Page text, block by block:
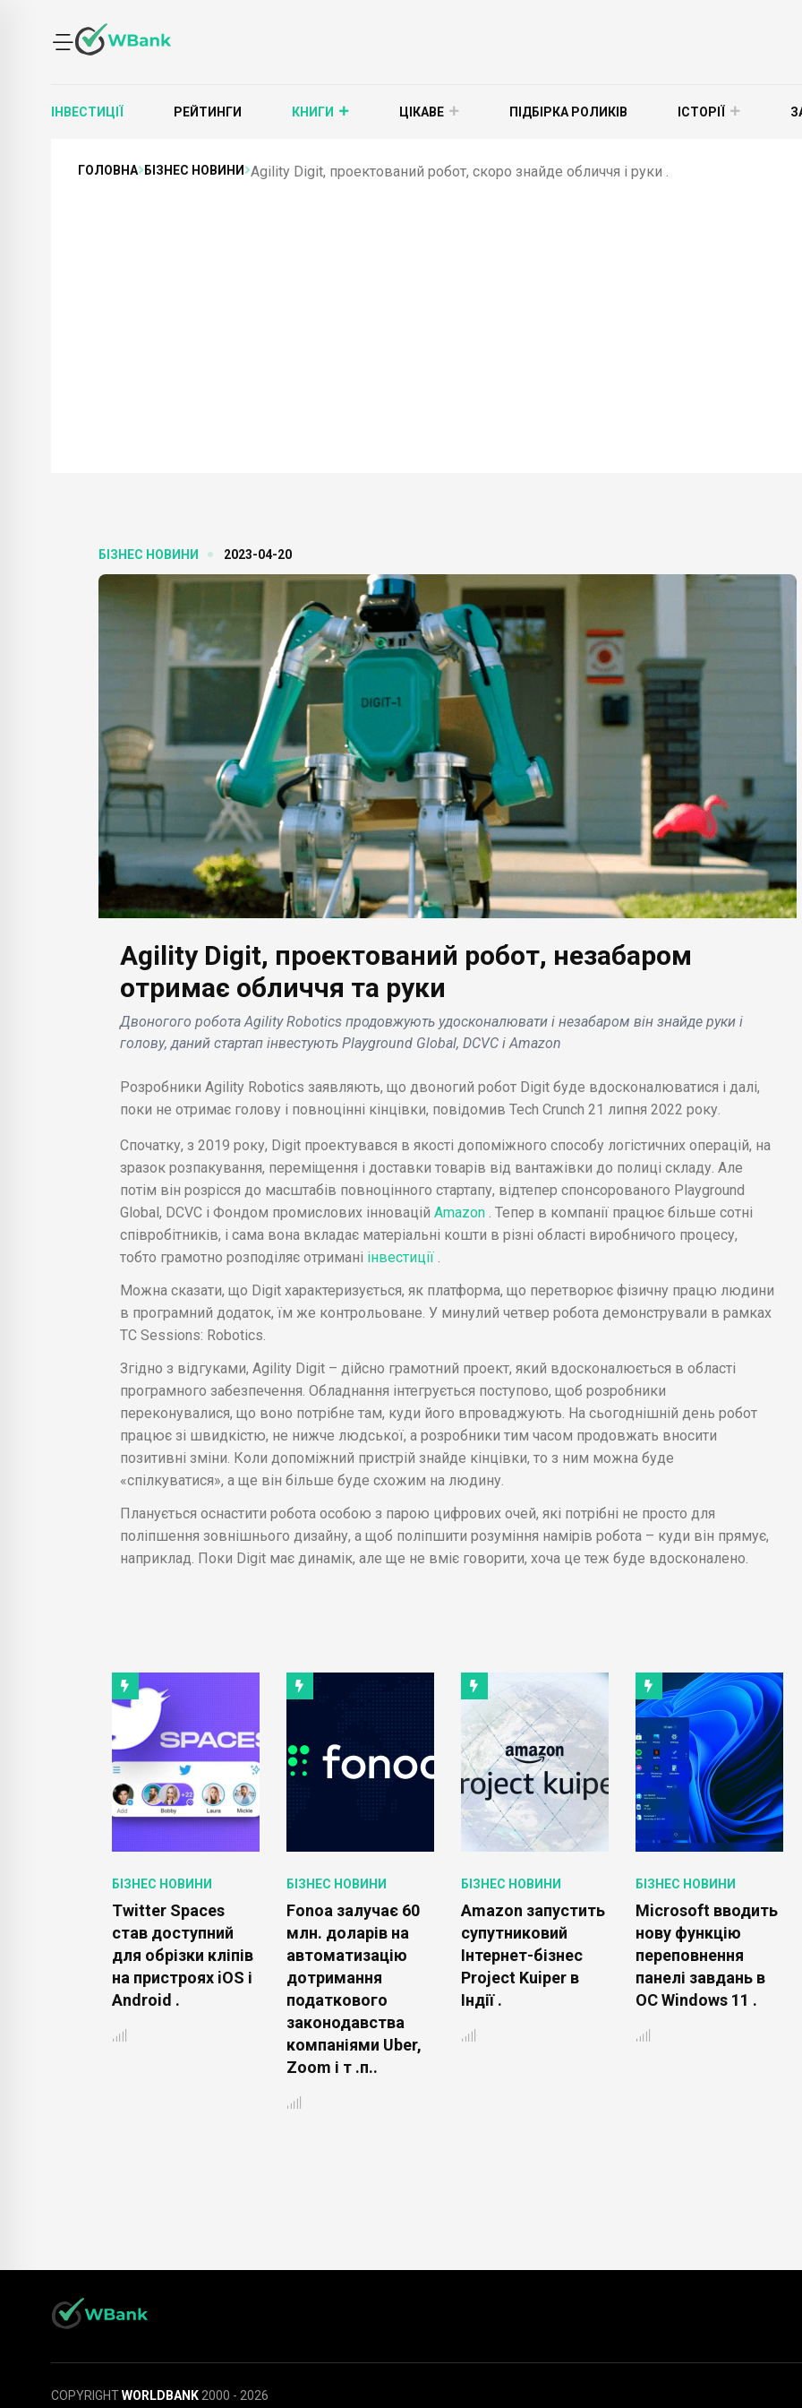
ІНВЕСТИЦІЇ РЕЙТИНГИ КНИГИ ЦІКАВЕ ПІДБІРКА РОЛИКІВ ІСТОРІЇ
ГОЛОВНА БІЗНЕС НОВИНИ Agility Digit, проектований робот, скоро знайде обличчя і руки .
БІЗНЕС НОВИНИ 2023-04-20
Agility Digit, проектований робот, незабаром
отримає обличчя та руки
Двоногого робота Agility Robotics продовжують удосконалювати і незабаром він знайде руки і
голову, даний стартап інвестують Playground Global, DCVC і Amazon
Розробники Agility Robotics заявляють, що двоногий робот Digit буде вдосконалюватися і далі,
поки не отримає голову і повноцінні кінцівки, повідомив Tech Crunch 21 липня 2022 року.
Спочатку, з 2019 року, Digit проектувався в якості допоміжного способу логістичних операцій, на
зразок розпакування, переміщення і доставки товарів від вантажівки до полиці складу. Але
потім він розрісся до масштабів повноцінного стартапу, відтепер спонсорованого Playground
Global, DCVC і Фондом промислових інновацій Amazon . Тепер в компанії працює більше сотні
співробітників, і сама вона вкладає матеріальні кошти в різні області виробничого процесу,
тобто грамотно розподіляє отримані інвестиції
Можна сказати, що Digit характеризується, як платформа, що перетворює фізичну працю людини
в програмний додаток, їм же контрольоване. У минулий четвер робота демонстрували в рамках
TC Sessions: Robotics.
Згідно з відгуками, Agility Digit – дійсно грамотний проект, який вдосконалюється в області
програмного забезпечення. Обладнання інтегрується поступово, щоб розробники
переконувалися, що воно потрібне там, куди його впроваджують. На сьогоднішній день робот
працює зі швидкістю, не нижче людської, а розробники тим часом продовжать вносити
позитивні зміни. Коли допоміжний пристрій знайде кінцівки, то з ним можна буде
«спілкуватися», а ще він більше буде схожим на людину.
Планується оснастити робота особою з парою цифрових очей, які потрібні не просто для
поліпшення зовнішнього дизайну, а щоб поліпшити розуміння намірів робота – куди він прямує,
наприклад. Поки Digit має динамік, але ще не вміє говорити, хоча це теж буде вдосконалено.
БІЗНЕС НОВИНИ
Twitter Spaces
став доступний
для обрізки кліпів
на пристроях iOS і
Android .
БІЗНЕС НОВИНИ
Fonoa залучає 60
млн. доларів на
автоматизацію
дотримання
податкового
законодавства
компаніями Uber,
Zoom і т .п..
БІЗНЕС НОВИНИ
Amazon запустить
супутниковий
Інтернет-бізнес
Project Kuiper в
Індії .
БІЗНЕС НОВИНИ
Microsoft вводить
нову функцію
переповнення
панелі завдань в
ОС Windows 11 .
БІЗНЕС НОВИНИ
Google розробляє
нововведення, щоб
користувач
відновлював
мультимедіа на ходу .
БІЗНЕС НОВИНИ
Toyota
продемонструвала
«Beyond Zero» .
Google і Spotify
платежі на Android .
COPYRIGHTWORLDBANK2000 - 2026